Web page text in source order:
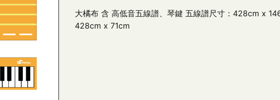
大橘布 含 高低音五線譜、琴鍵 五線譜尺寸：428cm x
428cm x 71cm